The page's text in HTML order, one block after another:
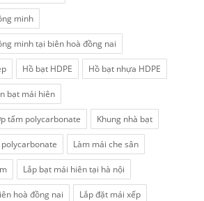
minh
minh tại biên hoà đồng nai
Hồ bạt HDPE Hồ bạt nhựa HDPE
bạt mái hiên
tấm polycarbonate Khung nhà bạt
Làm mái che sân
Lắp bạt mái hiên tại hà nội
hoà đồng nai Lắp đặt mái xếp